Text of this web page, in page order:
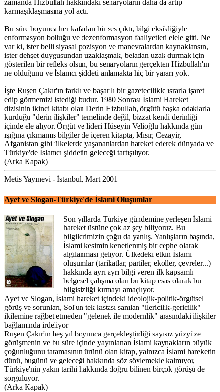
zamanda Hizbullah hakkındaki senaryoların daha da artıp
karmaşıklaşmasına yol açtı.
Bu süre boyunca her kafadan bir ses çıktı, bilgi eksikliğiyle
enformasyon bolluğu ve dezenformasyon faaliyetleri elele gitti. Ne
var ki, ister belli siyasal pozisyon ve manevralardan kaynaklansın,
ister dehşet duygusundan uzaklaşmak, beladan uzak durmak için
gösterilen bir refleks olsun, bu senaryoların gerçekten Hizbullah'ın
ne olduğunu ve İslamcı şiddeti anlamakta hiç bir yararı yok.
İşte Ruşen Çakır'ın farklı ve başarılı bir gazetecilikle ısrarla işaret
edip görmemizi istediği budur. 1980 Sonrası İslami Hareket
dizisinin ikinci kitabı olan Derin Hizbullah, örgütü başka odaklarla
kurduğu "derin ilişkiler" temelinde değil, bizzat kendi derinliği
içinde ele alıyor. Örgüt ve lideri Hüseyin Velioğlu hakkında gün
ışığına çıkmamış bilgiler de içeren kitapta, Mısır, Cezayir,
Afganistan gibi ülkelerde yaşananlardan hareket ederek dünyada ve
Türkiye'de İslamcı şiddetin geleceği tartışılıyor.
(Arka Kapak)
Metis Yayınevi - İstanbul, Mart 2001
Ayet ve Slogan-Türkiye'de İslami Oluşumlar
Son yıllarda Türkiye gündemine yerleşen İslami
hareket üstüne çok az şey biliyoruz. Bu
bilgilerimizin çoğu da yanlış. Yanlışların başında,
İslami kesimin kenetlenmiş bir cephe olarak
algılanması geliyor. Ülkedeki etkin İslami
oluşumlar (tarikatlar, partiler, ekoller, çevreler...)
hakkında ayrı ayrı bilgi veren ilk kapsamlı
belgesel çalışma olan bu kitap esas olarak bu
bilgisizliği kırmayı amaçlıyor.
Ayet ve Slogan, İslami hareket içindeki ideolojik-politik-örgütsel
görüş ve sorunları, Sol'un tek kıstası sanılan "ilericilik-gericilik"
ikilemine rağbet etmeden "gelenek ile modernlik" arasındaki ilişkiler
bağlamında irdeliyor
Ruşen Çakır'ın beş yıl boyunca gerçekleştirdiği sayısız yüzyüze
görüşmenin ve bu süre içinde yayınlanan İslami kaynakların büyük
çoğunluğunu taramasının ürünü olan kitap, yalnızca İslami hareketin
dünü, bugünü ve geleceği hakkında söz söylemekle kalmıyor,
Türkiye'nin yakın tarihi hakkında doğru bilinen birçok görüşü de
sorguluyor.
(Arka Kapak)